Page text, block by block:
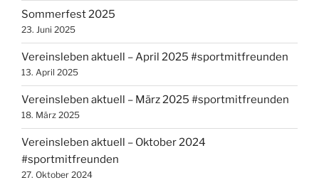
Sommerfest 2025
23. Juni 2025
Vereinsleben aktuell – April 2025 #sportmitfreunden
13. April 2025
Vereinsleben aktuell – März 2025 #sportmitfreunden
18. März 2025
Vereinsleben aktuell – Oktober 2024
#sportmitfreunden
27. Oktober 2024